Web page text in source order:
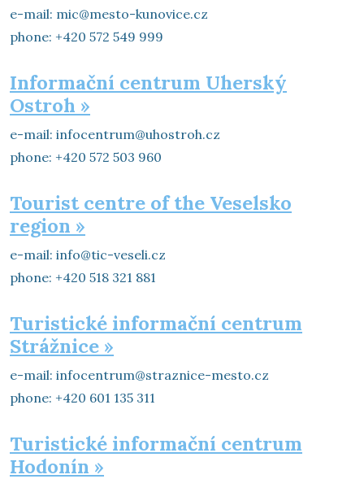
e-mail: mic@mesto-kunovice.cz
phone: +420 572 549 999
Informační centrum Uherský
Ostroh »
e-mail: infocentrum@uhostroh.cz
phone: +420 572 503 960
Tourist centre of the Veselsko
region »
e-mail: info@tic-veseli.cz
phone: +420 518 321 881
Turistické informační centrum
Strážnice »
e-mail: infocentrum@straznice-mesto.cz
phone: +420 601 135 311
Turistické informační centrum
Hodonín »